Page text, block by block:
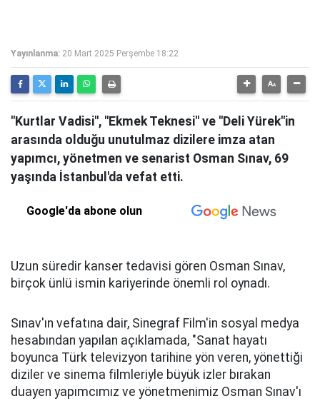
Yayınlanma: 20 Mart 2025 Perşembe 18:22
"Kurtlar Vadisi", "Ekmek Teknesi" ve "Deli Yürek"in
arasında olduğu unutulmaz dizilere imza atan
yapımcı, yönetmen ve senarist Osman Sınav, 69
yaşında İstanbul'da vefat etti.
Google'da abone olun
Uzun süredir kanser tedavisi gören Osman Sınav,
birçok ünlü ismin kariyerinde önemli rol oynadı.
Sınav'ın vefatına dair, Sinegraf Film'in sosyal medya
hesabından yapılan açıklamada, "Sanat hayatı
boyunca Türk televizyon tarihine yön veren, yönettiği
diziler ve sinema filmleriyle büyük izler bırakan
duayen yapımcımız ve yönetmenimiz Osman Sınav'ı